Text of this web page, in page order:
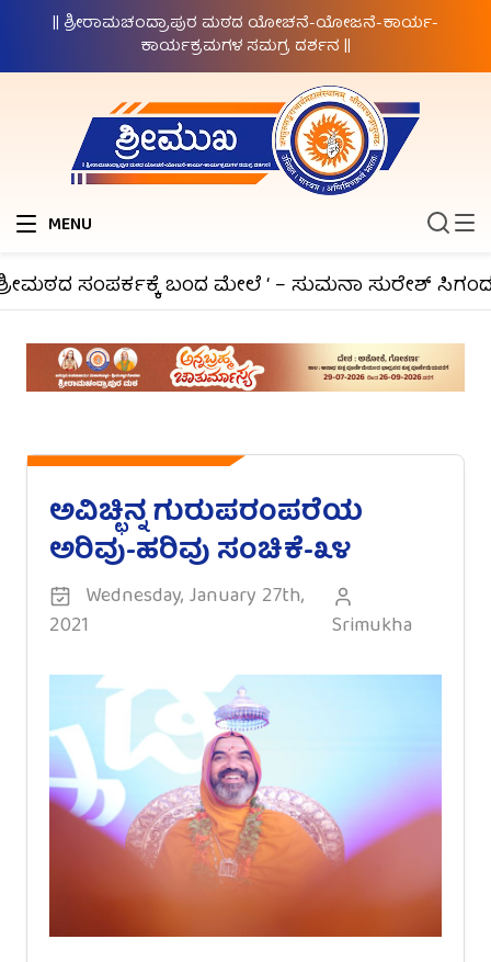
|| ಶ್ರೀರಾಮಚಂದ್ರಾಪುರ ಮಠದ ಯೋಚನೆ-ಯೋಜನೆ-ಕಾರ್ಯ-
ಕಾರ್ಯಕ್ರಮಗಳ ಸಮಗ್ರ ದರ್ಶನ ||
MENU
ಸಂಪರ್ಕಕ್ಕೆ ಬಂದ ಮೇಲೆ ‘ – ಸುಮನಾ ಸುರೇಶ್
ಅವಿಚ್ಛಿನ್ನ ಗುರುಪರಂಪರೆಯ
ಅರಿವು-ಹರಿವು ಸಂಚಿಕೆ-೩೪
Wednesday, January 27th,
2021
Srimukha